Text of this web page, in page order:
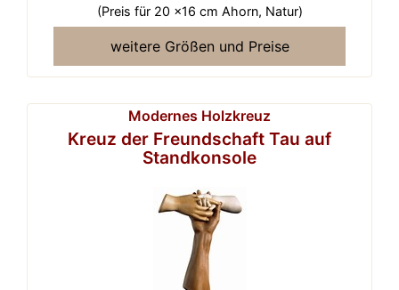
(Preis für 20 x16 cm Ahorn, Natur)
weitere Größen und Preise
Modernes Holzkreuz
Kreuz der Freundschaft Tau auf
Standkonsole